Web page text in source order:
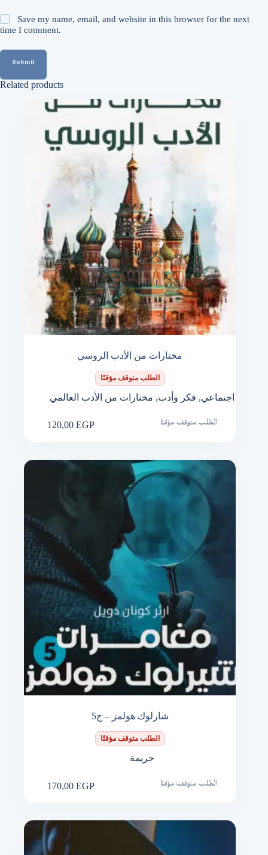
Save my name, email, and website in this browser for the next
time I comment.
Submit
Related products
مختارات من الأدب الروسي
الطلب متوقف مؤقتًا
اجتماعي, فكر وأدب, مختارات من الأدب العالمي
120,00EGP الطلب متوقف مؤقتًا
شارلوك هولمز – ج5
الطلب متوقف مؤقتًا
جريمة
170,00EGP الطلب متوقف مؤقتًا